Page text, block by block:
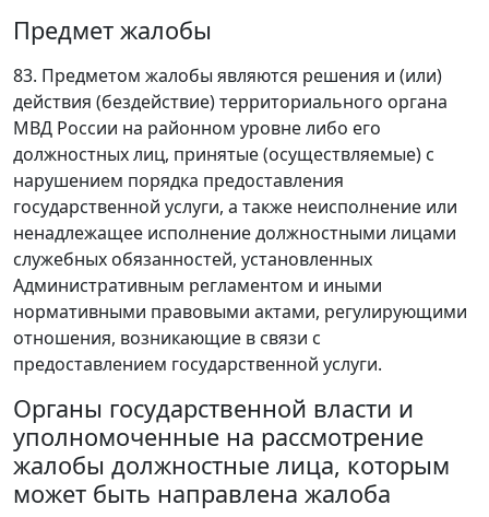
Предмет жалобы
83. Предметом жалобы являются решения и (или)
действия (бездействие) территориального органа
МВД России на районном уровне либо его
должностных лиц, принятые (осуществляемые) с
нарушением порядка предоставления
государственной услуги, а также неисполнение или
ненадлежащее исполнение должностными лицами
служебных обязанностей, установленных
Административным регламентом и иными
нормативными правовыми актами, регулирующими
отношения, возникающие в связи с
предоставлением государственной услуги.
Органы государственной власти и
уполномоченные на рассмотрение
жалобы должностные лица, которым
может быть направлена жалоба